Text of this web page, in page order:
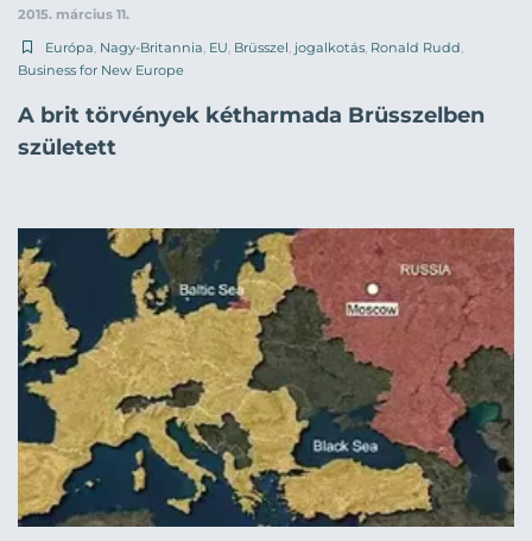
2015. március 11.
Európa Nagy-Britannia EU Brüsszel jogalkotás Ronald Rudd
Business for New Europe
A brit törvények kétharmada Brüsszelben
született